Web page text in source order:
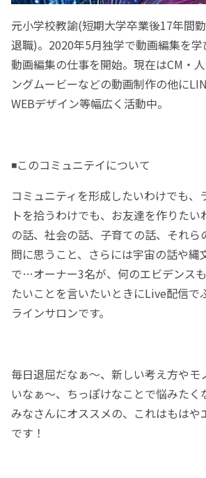
元小学校教諭(短期大学卒業後17年間
退職)。2020年5月独学で動画編集を
動画編集の仕事を開始。現在はCM・
ングムービーなどの動画制作の他に
WEBデザイン等幅広く活動中。
◾️このコミュニテイについて
コミュニティを形成したいわけでも、
トを拾うわけでも、お友達を作りた
の話、社会の話、子育ての話、それ
問に思うこと、さらには宇宙の話や縄
で…オーナー3名が、何のエビデンス
たいことを言いたいときにLive配信で
ラインサロンです。
毎日退屈だなぁ〜、新しい考え方やモ
いなぁ〜、ちっぽけなことで悩みたく
みなさんにオススメの、これはもはや
です！